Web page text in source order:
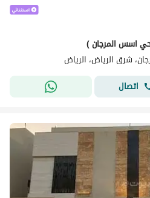
اسس المرجان )
شرق الرياض، الرياض
اتصال